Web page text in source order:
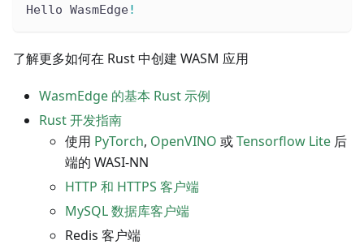
Hello WasmEdge!
了解更多如何在 Rust 中创建 WASM 应用
WasmEdge 的基本 Rust 示例
Rust 开发指南
使用 PyTorch, OpenVINO 或Tensorflow Lite 后
端的 WASI-NN
HTTP 和 HTTPS 客户端
MySQL 数据库客户端
Redis 客户端